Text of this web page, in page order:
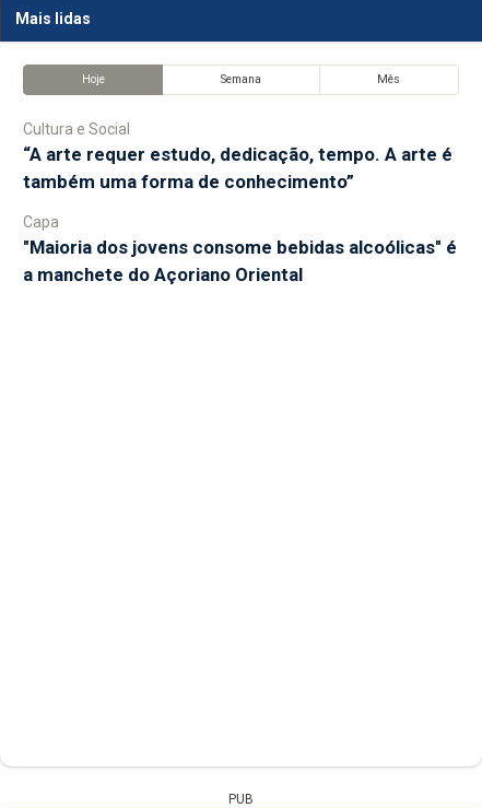
Mais lidas
Hoje Semana Mês
Cultura e Social
“A arte requer estudo, dedicação, tempo. A arte é
também uma forma de conhecimento”
Capa
"Maioria dos jovens consome bebidas alcoólicas" é
a manchete do Açoriano Oriental
PUB